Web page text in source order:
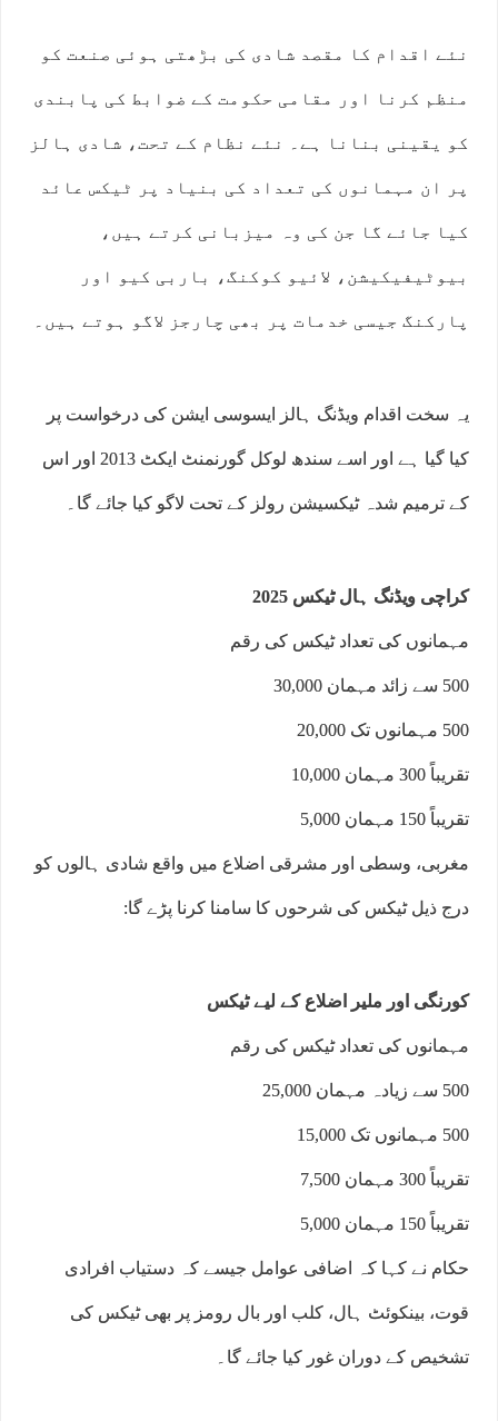
نئے اقدام کا مقصد شادی کی بڑھتی ہوئی صنعت کو
منظم کرنا اور مقامی حکومت کے ضوابط کی پابندی
کو یقینی بنانا ہے۔ نئے نظام کے تحت، شادی ہالز
پر ان مہمانوں کی تعداد کی بنیاد پر ٹیکس عائد
کیا جائے گا جن کی وہ میزبانی کرتے ہیں،
بیوٹیفیکیشن، لائیو کوکنگ، باربی کیو اور
پارکنگ جیسی خدمات پر بھی چارجز لاگو ہوتے ہیں۔
یہ سخت اقدام ویڈنگ ہالز ایسوسی ایشن کی درخواست پر
کیا گیا ہے اور اسے سندھ لوکل گورنمنٹ ایکٹ 2013 اور اس
کے ترمیم شدہ ٹیکسیشن رولز کے تحت لاگو کیا جائے گا۔
کراچی ویڈنگ ہال ٹیکس 2025
مہمانوں کی تعداد ٹیکس کی رقم
500 سے زائد مہمان 30,000
500 مہمانوں تک 20,000
تقریباً 300 مہمان 10,000
تقریباً 150 مہمان 5,000
مغربی، وسطی اور مشرقی اضلاع میں واقع شادی ہالوں کو
درج ذیل ٹیکس کی شرحوں کا سامنا کرنا پڑے گا:
کورنگی اور ملیر اضلاع کے لیے ٹیکس
مہمانوں کی تعداد ٹیکس کی رقم
500 سے زیادہ مہمان 25,000
500 مہمانوں تک 15,000
تقریباً 300 مہمان 7,500
تقریباً 150 مہمان 5,000
حکام نے کہا کہ اضافی عوامل جیسے کہ دستیاب افرادی
قوت، بینکوئٹ ہال، کلب اور بال رومز پر بھی ٹیکس کی
تشخیص کے دوران غور کیا جائے گا۔